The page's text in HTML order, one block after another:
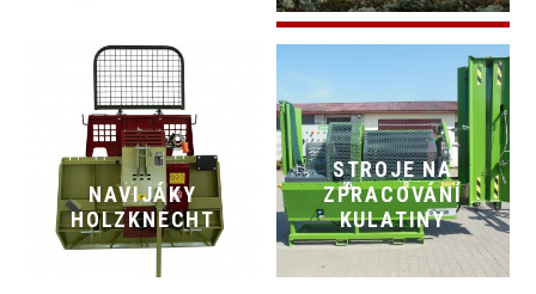
NAVIJÁKY
HOLZKNECHT
STROJE NA
ZPRACOVÁNÍ
KULATINY